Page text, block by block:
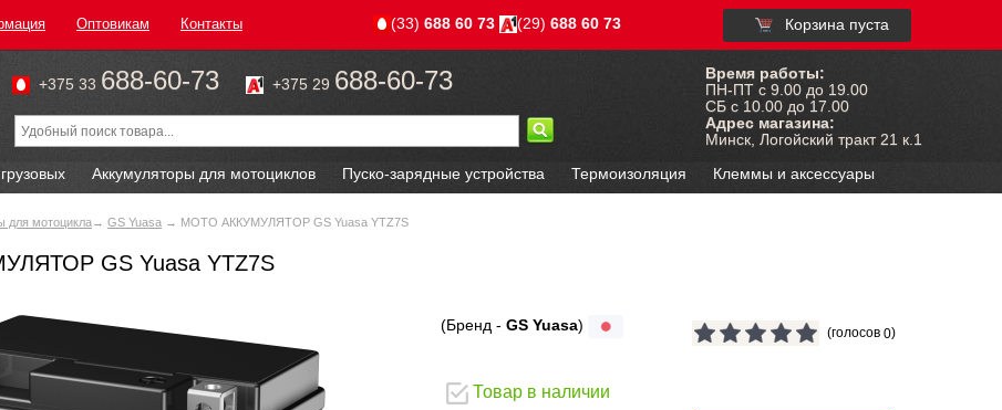
Оптовикам Контакты (33) 688 60 73 (29) 688 60 73 Корзина пуста
+375 33 688-60-73 +375 29 688-60-73
Время работы:
ПН-ПТ с 9.00 до 19.00
СБ с 10.00 до 17.00
Адрес магазина:
Минск, Логойский тракт 21 к.1
Аккумуляторы для мотоциклов Пуско-зарядные устройства Термоизоляция Клеммы и аксессуары
для мотоцикла→ GS Yuasa → МОТО АККУМУЛЯТОР GS Yuasa YTZ7S
GS Yuasa YTZ7S
(Бренд - GS Yuasa) (голосов 0)
Товар в наличии